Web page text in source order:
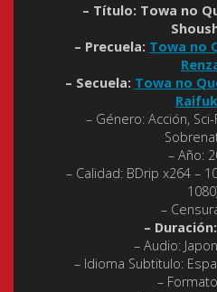
– Título: Towa no
– Precuela: Towa no
– Secuela: Towa no
– Género:Acción,
– Año:
– Calidad: BDrip x264 –
–
– Duración:
– Audio:
– Idioma Subtitulo:
–